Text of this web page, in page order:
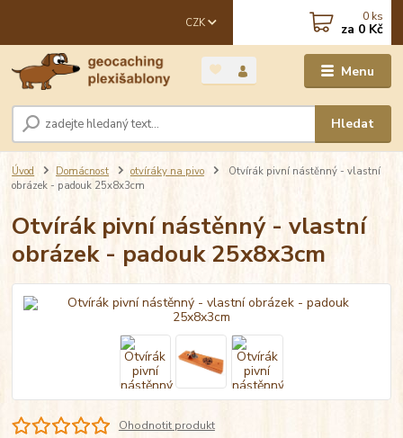
Menu
CZK
Hledat
0 ks
za 0 Kč
Úvod Domácnost otvíráky na pivo
Otvírák pivní nástěnný - vlastní
obrázek - padouk 25x8x3cm
Otvírák pivní nástěnný - vlastní
obrázek - padouk 25x8x3cm
Ohodnotit produkt